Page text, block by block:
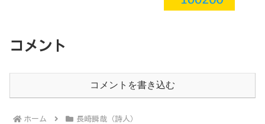
コメント
コメントを書き込む
ホーム 長崎瞬哉（詩人）